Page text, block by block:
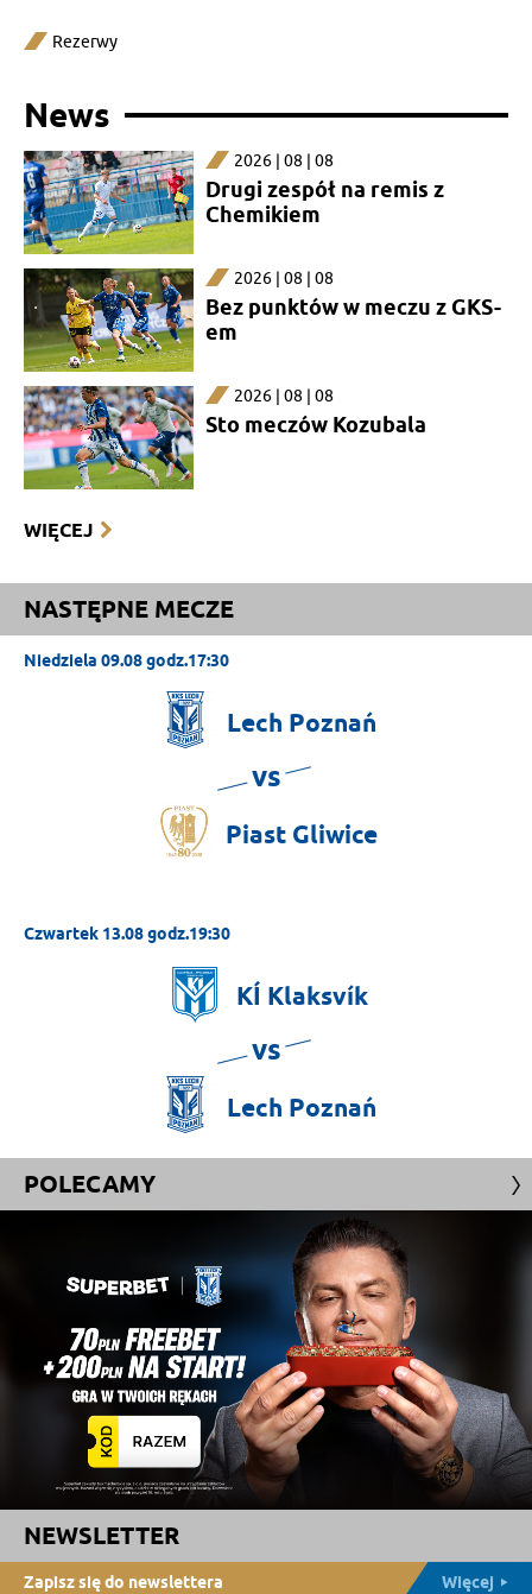
Rezerwy
News
2026 | 08 | 08
Drugi zespół na remis z
Chemikiem
2026 | 08 | 08
Bez punktów w meczu z GKS-
em
2026 | 08 | 08
Sto meczów Kozubala
WIĘCEJ
NASTĘPNE MECZE
Niedziela 09.08 godz.17:30
Lech Poznań
vs
Piast Gliwice
Czwartek 13.08 godz.19:30
KÍ Klaksvík
vs
Lech Poznań
POLECAMY
NEWSLETTER
Zapisz się do newslettera Więcej